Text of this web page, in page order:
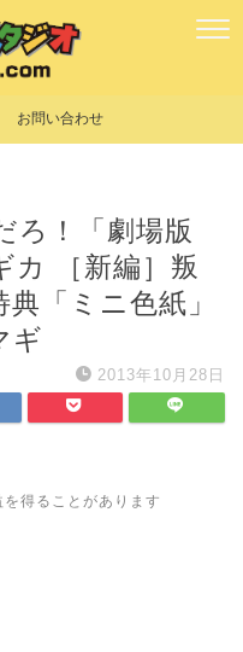
お問い合わせ
ろ！「劇場版
［新編］叛
「ミニ色紙」
ギ
2013年10月28日
得ることがあります